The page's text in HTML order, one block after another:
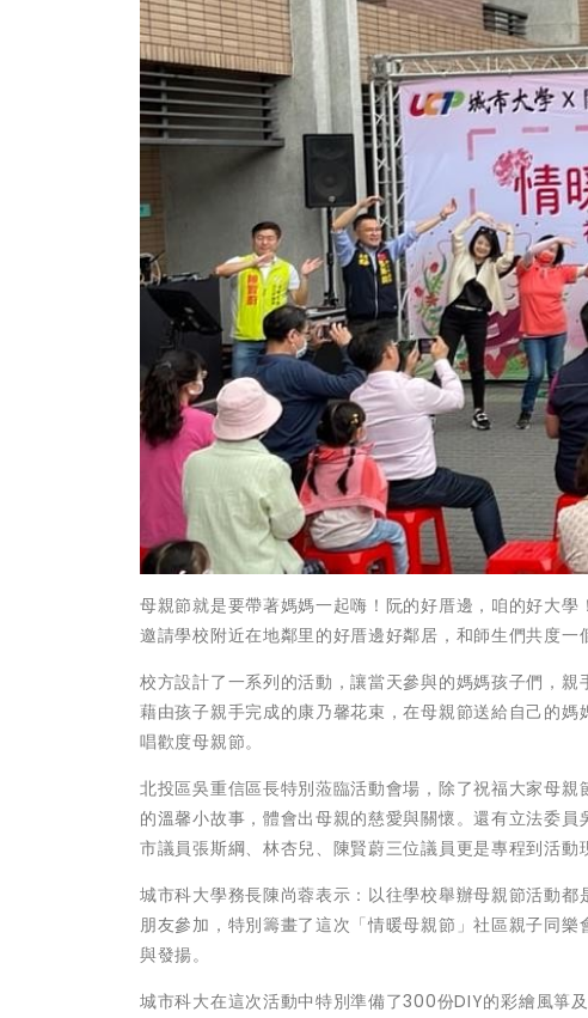
母親節就是要帶著媽媽一起嗨！阮的好厝邊，咱的好大
邀請學校附近在地鄰里的好厝邊好鄰居，和師生們共度一
校方設計了一系列的活動，讓當天參與的媽媽孩子們，
藉由孩子親手完成的康乃馨花束，在母親節送給自己的
唱歡度母親節。
北投區吳重信區長特別蒞臨活動會場，除了祝福大家母
的溫馨小故事，體會出母親的慈愛與關懷。還有立法委
市議員張斯綱、林杏兒、陳賢蔚三位議員更是專程到活動
城市科大學務長陳尚蓉表示：以往學校舉辦母親節活動
朋友參加，特別籌畫了這次「情暖母親節」社區親子同
與發揚。
城市科大在這次活動中特別準備了300份DIY的彩繪風箏